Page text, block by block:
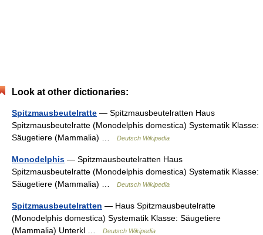
Look at other dictionaries:
Spitzmausbeutelratte — Spitzmausbeutelratten Haus
Spitzmausbeutelratte (Monodelphis domestica) Systematik Klasse:
Säugetiere (Mammalia) …
Deutsch Wikipedia
Monodelphis — Spitzmausbeutelratten Haus
Spitzmausbeutelratte (Monodelphis domestica) Systematik Klasse:
Säugetiere (Mammalia) …
Deutsch Wikipedia
Spitzmausbeutelratten — Haus Spitzmausbeutelratte
(Monodelphis domestica) Systematik Klasse: Säugetiere
(Mammalia) Unterkl …
Deutsch Wikipedia